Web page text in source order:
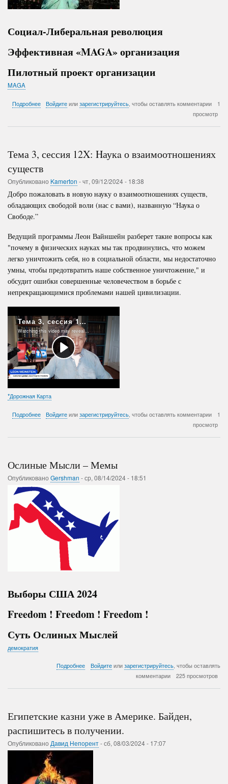
Социал-Либеральная революция
Эффективная «MAGA» организация
Пилотный проект организации
MAGA
Подробнеео
Community
Войдите илизарегистрируйтесь, чтобы оставлять комментарии
1
просмотр
Тема 3, сессия 12X: Hаукa о взаимоотношениях
существ
Опубликовано Kamerton -чт, 09/12/2024 - 18:38
Добро пожаловать в новую науку о взаимоотношениях существ,
обладающих свободой воли (нас с вами), названную “Наука о
Свободе.”
Ведущий программы Леон Вайншейн разберет такие вопросы как
"почему в физических науках мы так продвинулись, что можем
легко уничтожить себя, но в социальной области, мы недостаточно
умны, чтобы предотвратить наше собственное уничтожение," и
обсудит ошибки совершенные человечеством в борьбе с
непрекращающимися проблемами нашей цивилизации.
*Дорожная Карта
Подробнеео
сессия
о
существ
Войдите илизарегистрируйтесь , чтобы оставлять комментарии
1
просмотр
Ослиные Мысли – Мемы
Опубликовано Gershman -ср, 08/14/2024 - 18:51
Выборы США 2024
Freedom ! Freedom ! Freedom !
Суть Ослиных Мыслей
демократия
Подробнее
–
Войдите или зарегистрируйтесь, чтобы оставлять
комментарии
225 просмотров
Египетские казни уже в Америке. Байден,
распишитесь в получении.
Опубликовано Давид Непорент-сб, 08/03/2024 - 17:07